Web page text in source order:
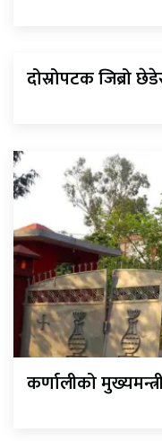
दोस्रोपटक जिब्रो
कर्णालीको